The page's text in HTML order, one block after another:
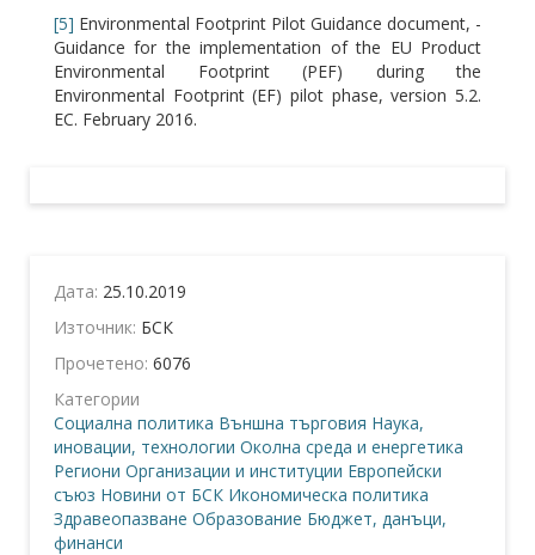
[5] Environmental Footprint Pilot Guidance document, -
Guidance for the implementation of the EU Product
Environmental Footprint (PEF) during the
Environmental Footprint (EF) pilot phase, version 5.2.
ЕС. February 2016.
Дата: 25.10.2019
Източник: БСК
Прочетено: 6076
Категории
Социална политика Външна търговия Наука,
иновации, технологии Околна среда и енергетика
Региони Организации и институции Европейски
съюз Новини от БСК Икономическа политика
Здравеопазване Образование Бюджет, данъци,
финанси